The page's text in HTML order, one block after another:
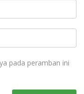
pada peramban ini